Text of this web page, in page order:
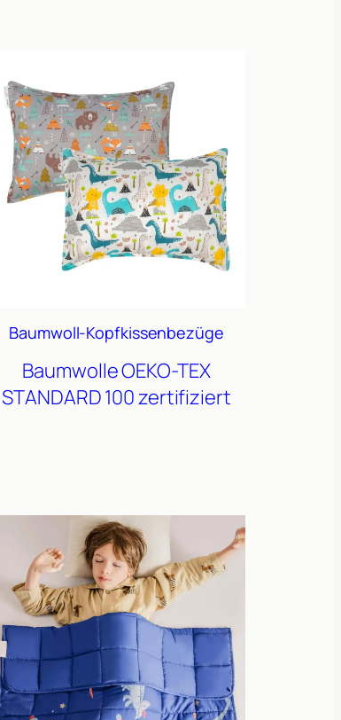
Baumwoll-Kopfkissenbezüge
BaumwolleOEKO-TEX
STANDARD 100 zertifiziert